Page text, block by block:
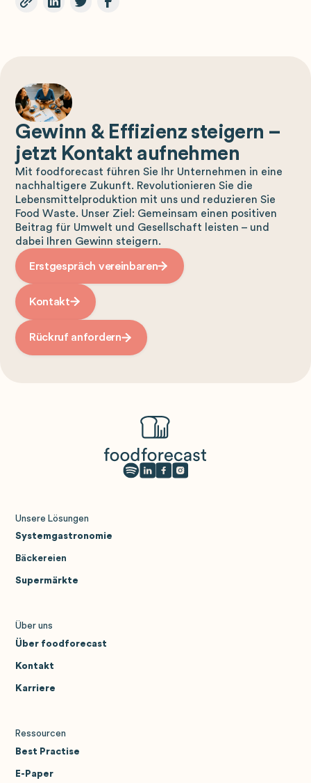
Gewinn & Effizienz steigern –
jetzt Kontakt aufnehmen
Mit foodforecast führen Sie Ihr Unternehmen in eine
nachhaltigere Zukunft. Revolutionieren Sie die
Lebensmittelproduktion mit uns und reduzieren Sie
Food Waste. Unser Ziel: Gemeinsam einen positiven
Beitrag für Umwelt und Gesellschaft leisten – und
dabei Ihren Gewinn steigern.
Erstgespräch vereinbaren
Kontakt
Rückruf anfordern
Unsere Lösungen
Systemgastronomie
Bäckereien
Supermärkte
Über uns
Über foodforecast
Kontakt
Karriere
Ressourcen
Best Practise
E-Paper